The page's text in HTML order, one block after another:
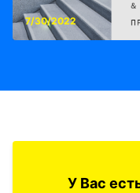
7/30/2022
У Вас